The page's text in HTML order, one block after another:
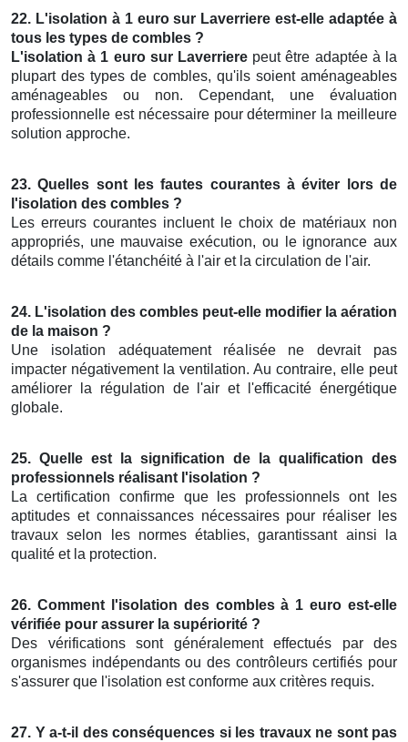
22. L'isolation à 1 euro sur Laverriere est-elle adaptée à
tous les types de combles ?
L'isolation à 1 euro sur Laverriere peut être adaptée à la
plupart des types de combles, qu'ils soient aménageables
aménageables ou non. Cependant, une évaluation
professionnelle est nécessaire pour déterminer la meilleure
solution approche.
23. Quelles sont les fautes courantes à éviter lors de
l'isolation des combles ?
Les erreurs courantes incluent le choix de matériaux non
appropriés, une mauvaise exécution, ou le ignorance aux
détails comme l'étanchéité à l'air et la circulation de l'air.
24. L'isolation des combles peut-elle modifier la aération
de la maison ?
Une isolation adéquatement réalisée ne devrait pas
impacter négativement la ventilation. Au contraire, elle peut
améliorer la régulation de l'air et l'efficacité énergétique
globale.
25. Quelle est la signification de la qualification des
professionnels réalisant l'isolation ?
La certification confirme que les professionnels ont les
aptitudes et connaissances nécessaires pour réaliser les
travaux selon les normes établies, garantissant ainsi la
qualité et la protection.
26. Comment l'isolation des combles à 1 euro est-elle
vérifiée pour assurer la supériorité ?
Des vérifications sont généralement effectués par des
organismes indépendants ou des contrôleurs certifiés pour
s'assurer que l'isolation est conforme aux critères requis.
27. Y a-t-il des conséquences si les travaux ne sont pas